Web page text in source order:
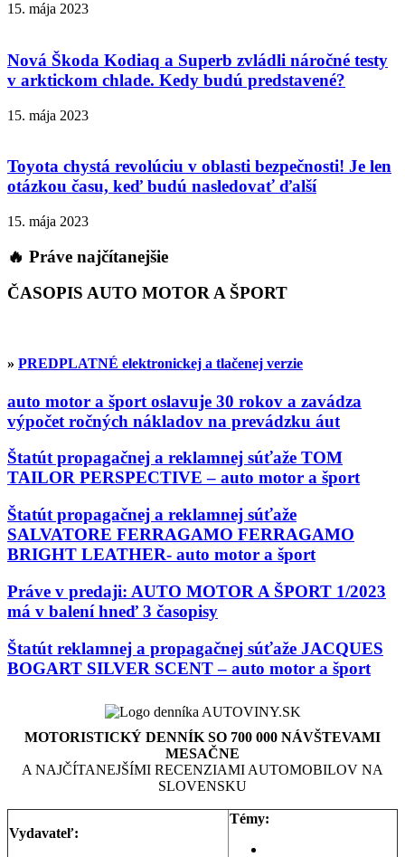
15. mája 2023
Nová Škoda Kodiaq a Superb zvládli náročné testy
v arktickom chlade. Kedy budú predstavené?
15. mája 2023
Toyota chystá revolúciu v oblasti bezpečnosti! Je len
otázkou času, keď budú nasledovať ďalší
15. mája 2023
🔥 Práve najčítanejšie
ČASOPIS AUTO MOTOR A ŠPORT
» PREDPLATNÉ elektronickej a tlačenej verzie
auto motor a šport oslavuje 30 rokov a zavádza
výpočet ročných nákladov na prevádzku áut
Štatút propagačnej a reklamnej súťaže TOM
TAILOR PERSPECTIVE – auto motor a šport
Štatút propagačnej a reklamnej súťaže
SALVATORE FERRAGAMO FERRAGAMO
BRIGHT LEATHER- auto motor a šport
Práve v predaji: AUTO MOTOR A ŠPORT 1/2023
má v balení hneď 3 časopisy
Štatút reklamnej a propagačnej súťaže JACQUES
BOGART SILVER SCENT – auto motor a šport
MOTORISTICKÝ DENNÍK SO 700 000 NÁVŠTEVAMI
MESAČNE
A NAJČÍTANEJŠÍMI RECENZIAMI AUTOMOBILOV NA
SLOVENSKU
Vydavateľ:
Témy: